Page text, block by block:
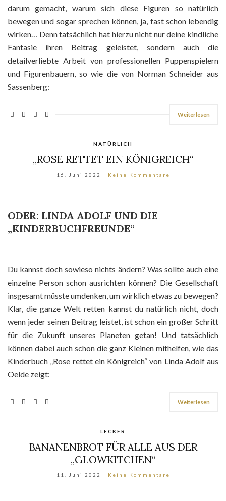
darum gemacht, warum sich diese Figuren so natürlich
bewegen und sogar sprechen können, ja, fast schon lebendig
wirken… Denn tatsächlich hat hierzu nicht nur deine kindliche
Fantasie ihren Beitrag geleistet, sondern auch die
detailverliebte Arbeit von professionellen Puppenspielern
und Figurenbauern, so wie die von Norman Schneider aus
Sassenberg:
Weiterlesen
NATÜRLICH
„ROSE RETTET EIN KÖNIGREICH“
16. Juni 2022 Keine Kommentare
ODER: LINDA ADOLF UND DIE
„KINDERBUCHFREUNDE“
Du kannst doch sowieso nichts ändern? Was sollte auch eine
einzelne Person schon ausrichten können? Die Gesellschaft
insgesamt müsste umdenken, um wirklich etwas zu bewegen?
Klar, die ganze Welt retten kannst du natürlich nicht, doch
wenn jeder seinen Beitrag leistet, ist schon ein großer Schritt
für die Zukunft unseres Planeten getan! Und tatsächlich
können dabei auch schon die ganz Kleinen mithelfen, wie das
Kinderbuch „Rose rettet ein Königreich“ von Linda Adolf aus
Oelde zeigt:
Weiterlesen
LECKER
BANANENBROT FÜR ALLE AUS DER
„GLOWKITCHEN“
11. Juni 2022 Keine Kommentare